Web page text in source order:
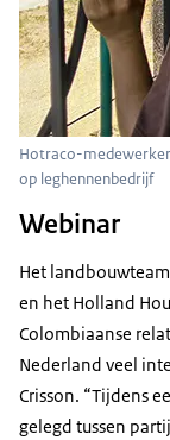
Hotraco-
op leghennenbedrijf
Webinar
Het
en het Holland
Colombiaanse
Nederland veel
Crisson. “Tijdens
gelegd tussen